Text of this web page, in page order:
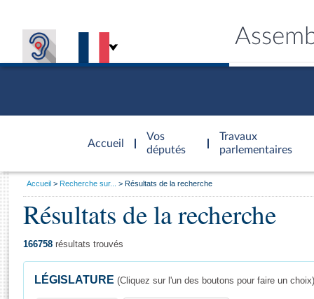
Accueil
d'accueil
Vos
députés
Travaux
parlementaires
Général
Vous
Accueil Recherche sur... Résultats de la recherche
Résultats de la recherche
166758 résultats trouvés
LÉGISLATURE (Cliquez sur l'un des boutons pour faire un choix)